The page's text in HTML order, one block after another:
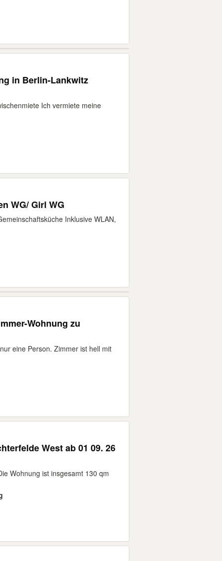
in Berlin-Lankwitz
Ich vermiete meine
WG/ Girl WG
Inklusive WLAN,
Wohnung zu
eine Person. Zimmer ist hell mit
Wohnung ist insgesamt 130 qm